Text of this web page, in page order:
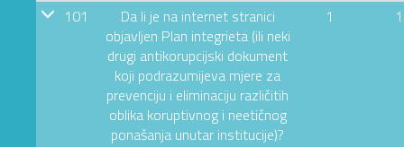
101
Da li je na internet stranici
objavljen Plan integrieta (ili neki
drugi antikorupcijski dokument
koji podrazumijeva mjere za
prevenciju i eliminaciju različitih
oblika koruptivnog i neetičnog
ponašanja unutar institucije)?
1 1